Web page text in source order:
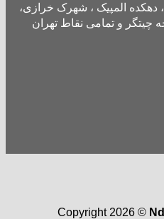
المپیک ، شهرک خرازی،
چیتگر و تمامی نقاط تهران
Copyright 2026 ©